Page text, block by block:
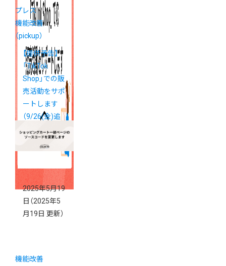
プレス
機能改善
（pickup）
【提供予告】
「TikTok
Shop」での販
売活動をサポ
ートします
（9/26(金)追
記）
2025年5月19
日 （2025年5
月19日 更新）
機能改善